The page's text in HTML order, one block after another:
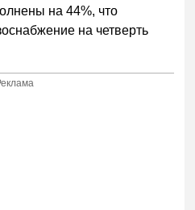
на 44%, что
на четверть